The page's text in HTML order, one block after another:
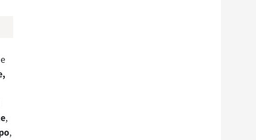
e
,
,